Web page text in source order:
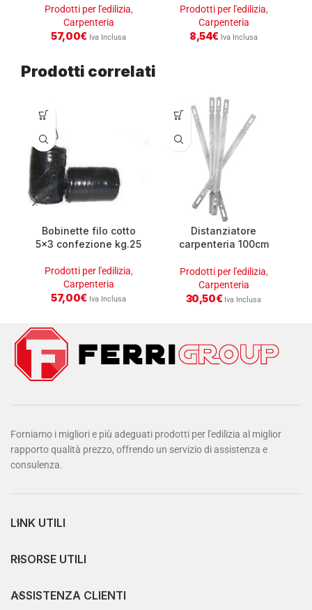
Prodotti per l'edilizia,
Carpenteria
57,00€ Iva Inclusa
Prodotti per l'edilizia,
Carpenteria
8,54€ Iva Inclusa
Prodotti correlati
Bobinette filo cotto
5×3 confezione kg.25
Prodotti per l'edilizia,
Carpenteria
57,00€ Iva Inclusa
Distanziatore
carpenteria 100cm
Prodotti per l'edilizia,
Carpenteria
30,50€ Iva Inclusa
Forniamo i migliori e più adeguati prodotti per l'edilizia al miglior
rapporto qualità prezzo, offrendo un servizio di assistenza e
consulenza.
LINK UTILI
RISORSE UTILI
ASSISTENZA CLIENTI